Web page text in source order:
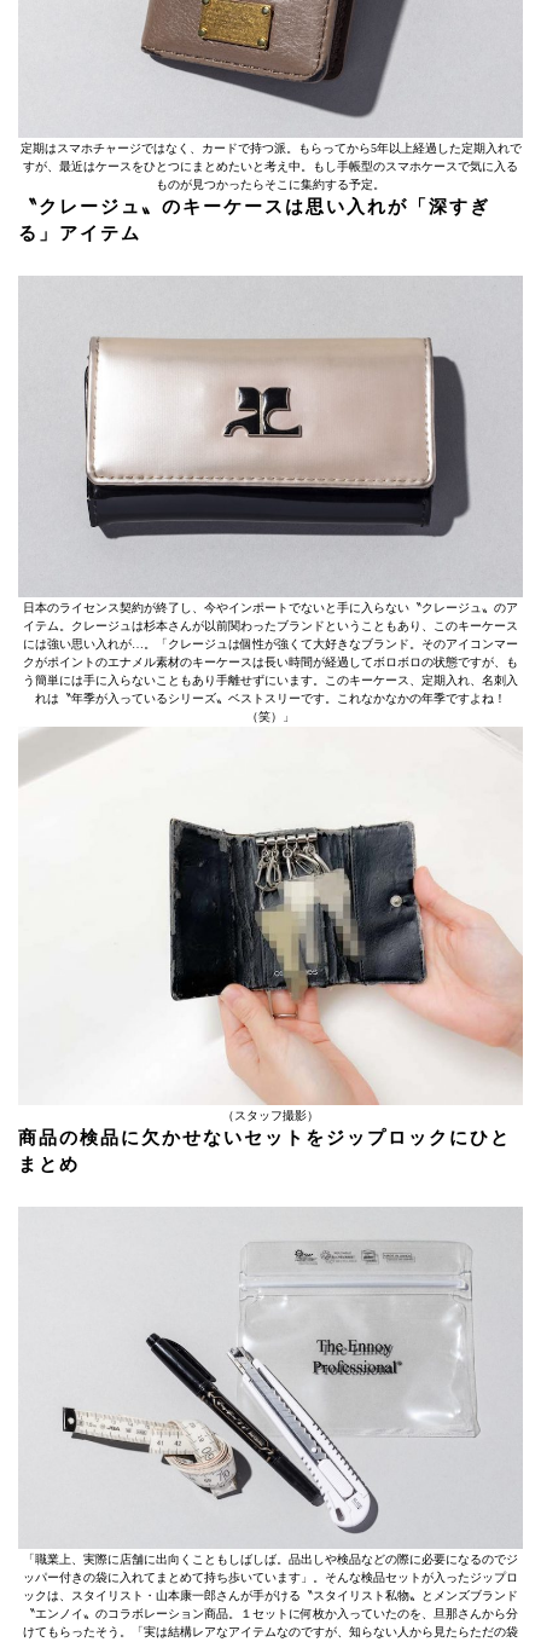
定期はスマホチャージではなく、カードで持つ派。もらってから5年以上経過した定期入れで
すが、最近はケースをひとつにまとめたいと考え中。もし手帳型のスマホケースで気に入る
ものが見つかったらそこに集約する予定。
〝クレージュ〟のキーケースは思い入れが「深すぎ
る」アイテム
日本のライセンス契約が終了し、今やインポートでないと手に入らない〝クレージュ〟のア
イテム。クレージュは杉本さんが以前関わったブランドということもあり、このキーケース
には強い思い入れが…。「クレージュは個性が強くて大好きなブランド。そのアイコンマー
クがポイントのエナメル素材のキーケースは長い時間が経過してボロボロの状態ですが、も
う簡単には手に入らないこともあり手離せずにいます。このキーケース、定期入れ、名刺入
れは〝年季が入っているシリーズ〟ベストスリーです。これなかなかの年季ですよね！
（笑）」
（スタッフ撮影）
商品の検品に欠かせないセットをジップロックにひと
まとめ
「職業上、実際に店舗に出向くこともしばしば。品出しや検品などの際に必要になるのでジ
ッパー付きの袋に入れてまとめて持ち歩いています」。そんな検品セットが入ったジップロ
ックは、スタイリスト・山本康一郎さんが手がける〝スタイリスト私物〟とメンズブランド
〝エンノイ〟のコラボレーション商品。１セットに何枚か入っていたのを、旦那さんから分
けてもらったそう。「実は結構レアなアイテムなのですが、知らない人から見たらただの袋